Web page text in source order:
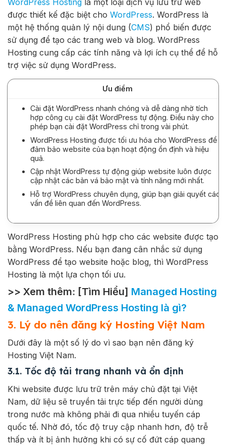
được thiết kế đặc biệt cho WordPress. WordPress là
một hệ thống quản lý nội dung (CMS) phổ biến được
sử dụng để tạo các trang web và blog. WordPress
Hosting cung cấp các tính năng và lợi ích cụ thể để hỗ
trợ việc sử dụng WordPress.
Ưu điểm
Cài đặt WordPress nhanh chóng và dễ dàng nhờ tích
hợp công cụ cài đặt WordPress tự động. Điều này cho
phép bạn cài đặt WordPress chỉ trong vài phút.
WordPress Hosting được tối ưu hóa cho WordPress để
đảm bảo website của bạn hoạt động ổn định và hiệu
quả.
Cập nhật WordPress tự động giúp website luôn được
cập nhật các bản vá bảo mật và tính năng mới nhất.
Hỗ trợ WordPress chuyên dụng, giúp bạn giải quyết các
vấn đề liên quan đến WordPress.
WordPress Hosting phù hợp cho các website được tạo
bằng WordPress. Nếu bạn đang cân nhắc sử dụng
WordPress để tạo website hoặc blog, thì WordPress
Hosting là một lựa chọn tối ưu.
>> Xem thêm: [Tìm Hiểu] Managed Hosting
& Managed WordPress Hosting là gì?
3. Lý do nên đăng ký Hosting Việt Nam
Dưới đây là một số lý do vì sao bạn nên đăng ký
Hosting Việt Nam.
3.1. Tốc độ tải trang nhanh và ổn định
Khi website được lưu trữ trên máy chủ đặt tại Việt
Nam, dữ liệu sẽ truyền tải trực tiếp đến người dùng
trong nước mà không phải đi qua nhiều tuyến cáp
quốc tế. Nhờ đó, tốc độ truy cập nhanh hơn, độ trễ
thấp và ít bị ảnh hưởng khi có sự cố đứt cáp quang